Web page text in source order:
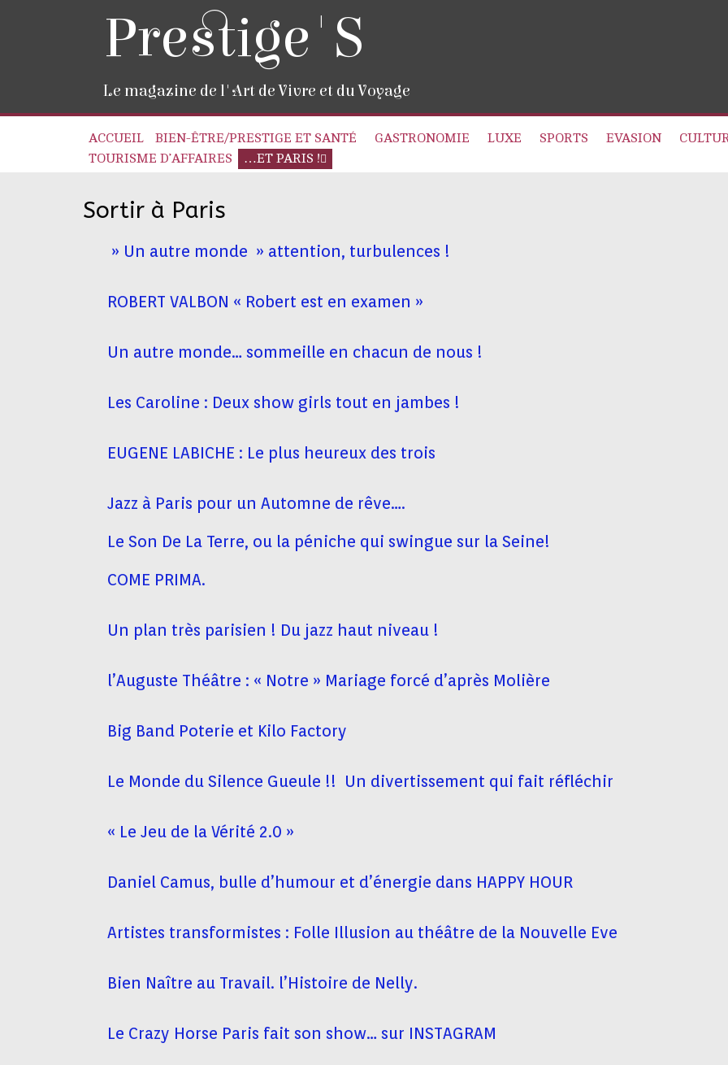
Prestige'S
Le magazine de l'Art de Vivre et du Voyage
ACCUEIL BIEN-ÊTRE/PRESTIGE ET SANTÉ GASTRONOMIE LUXE SPORTS EVASION
TOURISME D’AFFAIRES
…ET PARIS !
Sortir à Paris
» Un autre monde » attention, turbulences !
ROBERT VALBON « Robert est en examen »
Un autre monde… sommeille en chacun de nous !
Les Caroline : Deux show girls tout en jambes !
EUGENE LABICHE : Le plus heureux des trois
Jazz à Paris pour un Automne de rêve….
Le Son De La Terre, ou la péniche qui swingue sur la Seine!
COME PRIMA.
Un plan très parisien ! Du jazz haut niveau !
l’Auguste Théâtre : « Notre » Mariage forcé d’après Molière
Big Band Poterie et Kilo Factory
Le Monde du Silence Gueule !! Un divertissement qui fait réfléchir
« Le Jeu de la Vérité 2.0 »
Daniel Camus, bulle d’humour et d’énergie dans HAPPY HOUR
Artistes transformistes : Folle Illusion au théâtre de la Nouvelle Eve
Bien Naître au Travail. l’Histoire de Nelly.
Le Crazy Horse Paris fait son show… sur INSTAGRAM